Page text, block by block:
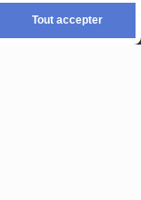
Tout accepter